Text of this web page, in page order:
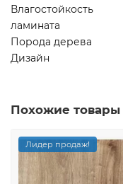
Влагостойкость
ламината
Порода дерева
Дизайн
Похожие товары
Лидер продаж!